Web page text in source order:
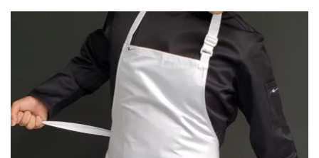
era:
$88,500.
es:
$63,600.